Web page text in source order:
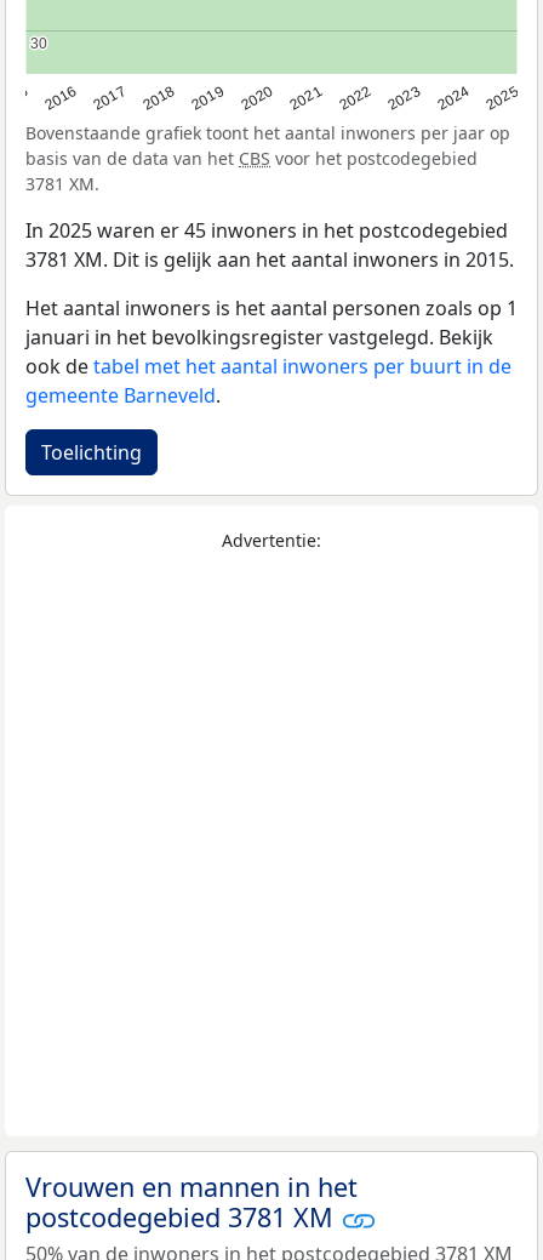
2016 2017 2018 2019 2020 2021 2022 2023 2024 2025
30
30
Bovenstaande grafiek toont het aantal inwoners per jaar op
basis van de data van het CBS voor het postcodegebied
3781 XM.
In 2025 waren er 45 inwoners in het postcodegebied
3781 XM. Dit is gelijk aan het aantal inwoners in 2015.
Het aantal inwoners is het aantal personen zoals op 1
januari in het bevolkingsregister vastgelegd. Bekijk
ook detabel met het aantal inwoners per buurt in de
gemeente Barneveld.
Toelichting
Advertentie:
Vrouwen en mannen in het
postcodegebied 3781 XM
50% van de inwoners in het postcodegebied 3781 XM